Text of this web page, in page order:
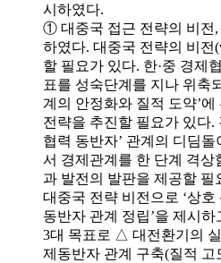
시하였다.
① 대중국 접근 전략의 비전,
하였다. 대중국 전략의 비전
할 필요가 있다. 한·중 경제
표를 성숙단계를 지나 위축
계의 안정화와 질적 도약’
전략을 추진할 필요가 있다.
협력 동반자’ 관계의 디딤
서 경제관계를 한 단계 격상
과 발전의 발판을 제공할 필
대중국 전략 비전으로 ‘상
동반자 관계 정립’을 제시
3대 목표로 △ 대전환기의
제동반자 관계 구축(질적